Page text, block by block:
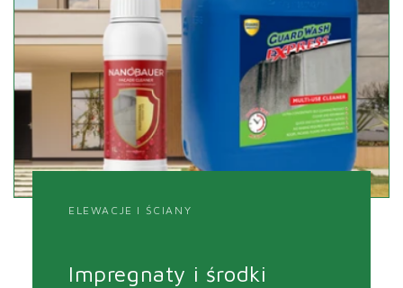
ELEWACJE I ŚCIANY
Impregnaty i środki